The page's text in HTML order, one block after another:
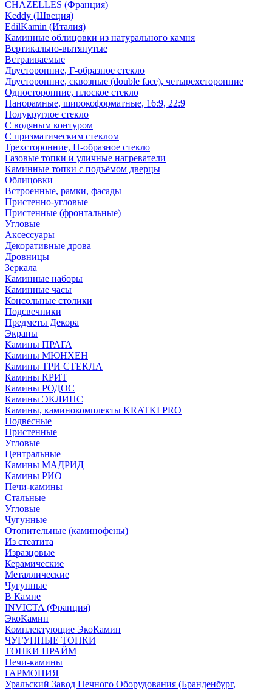
CHAZELLES (Франция)
Keddy (Швеция)
EdilKamin (Италия)
Каминные облицовки из натурального камня
Вертикально-вытянутые
Встраиваемые
Двусторонние, Г-образное стекло
Двусторонние, сквозные (double face), четырехсторонние
Односторонние, плоское стекло
Панорамные, широкоформатные, 16:9, 22:9
Полукруглое стекло
С водяным контуром
С призматическим стеклом
Трехсторонние, П-образное стекло
Газовые топки и уличные нагреватели
Каминные топки с подъёмом дверцы
Облицовки
Встроенные, рамки, фасады
Пристенно-угловые
Пристенные (фронтальные)
Угловые
Аксессуары
Декоративные дрова
Дровницы
Зеркала
Каминные наборы
Каминные часы
Консольные столики
Подсвечники
Предметы Декора
Экраны
Камины ПРАГА
Камины МЮНХЕН
Камины ТРИ СТЕКЛА
Камины КРИТ
Камины РОДОС
Камины ЭКЛИПС
Камины, каминокомплекты KRATKI PRO
Подвесные
Пристенные
Угловые
Центральные
Камины МАДРИД
Камины РИО
Печи-камины
Стальные
Угловые
Чугунные
Отопительные (каминофены)
Из стеатита
Изразцовые
Керамические
Металлические
Чугунные
В Камне
INVICTA (Франция)
ЭкоКамин
Комплектующие ЭкоКамин
ЧУГУННЫЕ ТОПКИ
ТОПКИ ПРАЙМ
Печи-камины
ГАРМОНИЯ
Уральский Завод Печного Оборудования (Бранденбург,